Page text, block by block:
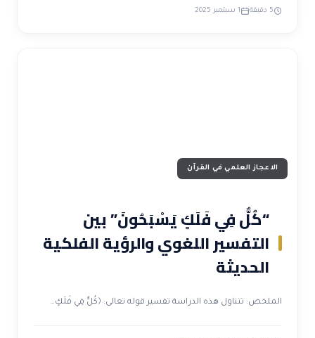
5 دقيقة 1 سبتمبر 2025
الاعجاز العلمي في القرآن
“كُلٌّ فِي فَلَكٍ يَسْبَحُونَ” بين
التفسير اللغوي والرؤية الفلكية
الحديثة
الملخص: تتناول هذه الدراسة تفسير قوله تعالى: ﴿كُلٌّ فِي فَلَكٍ…